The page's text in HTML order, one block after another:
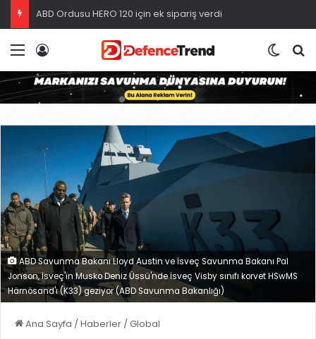
ABD Ordusu HERO 120 için ek sipariş verdi
Menü Dış
ABD Savunma Bakanı Lloyd Austin ve İsveç Savunma Bakanı Pal
Jonson, İsveç'in Musko Deniz Üssü'nde İsveç Visby sınıfı korvet HSwMS
Härnösand'ı (K33) geziyor (ABD Savunma Bakanlığı)
Ana Sayfa / Haberler / Global